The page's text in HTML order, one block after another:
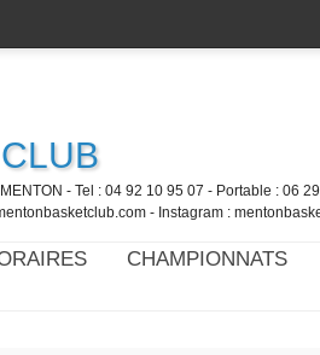
- Tel : 04 92 10 95 07 - Portable : 06
- Instagram :
CHAMPIONNATS